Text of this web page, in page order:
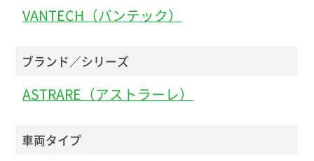
VANTECH（バンテック）
ブランド／シリーズ
ASTRARE（アストラーレ）
車両タイプ